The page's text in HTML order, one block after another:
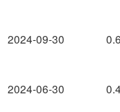
2024-09-30
2024-06-30